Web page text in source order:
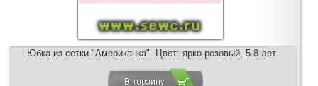
Юбка из сетки "Американка". Цвет: ярко-розовый, 5-8 лет.